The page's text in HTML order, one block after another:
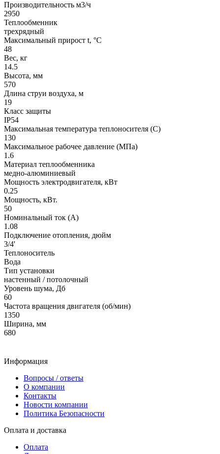
Производительность м3/ч
2950
Теплообменник
трехрядный
Максимальный прирост t, °С
48
Вес, кг
14.5
Высота, мм
570
Длина струи воздуха, м
19
Класс защиты
IP54
Максимальная температура теплоносителя (С)
130
Максимальное рабочее давление (МПа)
1.6
Материал теплообменника
медно-алюминиевый
Мощность электродвигателя, кВт
0.25
Мощность, кВт.
50
Номинальный ток (А)
1.08
Подключение отопления, дюйм
3/4'
Теплоноситель
Вода
Тип установки
настенный / потолочный
Уровень шума, Дб
60
Частота вращения двигателя (об/мин)
1350
Ширина, мм
680
Информация
Вопросы / ответы
О компании
Контакты
Новости компании
Политика Безопасности
Оплата и доставка
Оплата